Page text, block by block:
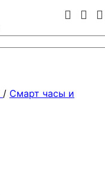
/ Смарт часы и